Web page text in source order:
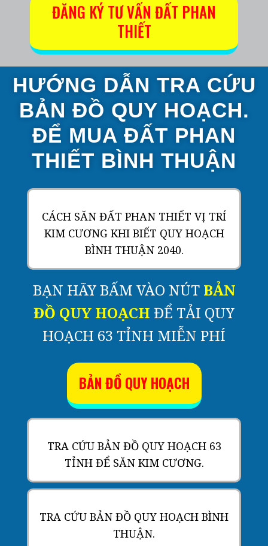
ĐĂNG KÝ TƯ VẤN ĐẤT PHAN
THIẾT
HƯỚNG DẪN TRA CỨU
BẢN ĐỒ QUY HOẠCH.
ĐỂ MUA ĐẤT PHAN
THIẾT BÌNH THUẬN
CÁCH SĂN ĐẤT PHAN THIẾT VỊ TRÍ
KIM CƯƠNG KHI BIẾT QUY HOẠCH
BÌNH THUẬN 2040.
BẠN HÃY BẤM VÀO NÚT BẢN
ĐỒ QUY HOẠCH ĐỂ TẢI QUY
HOẠCH 63 TỈNH MIỄN PHÍ
BẢN ĐỒ QUY HOẠCH
TRA CỨU BẢN ĐỒ QUY HOẠCH 63
TỈNH ĐỂ SĂN KIM CƯƠNG.
TRA CỨU BẢN ĐỒ QUY HOẠCH BÌNH
THUẬN.